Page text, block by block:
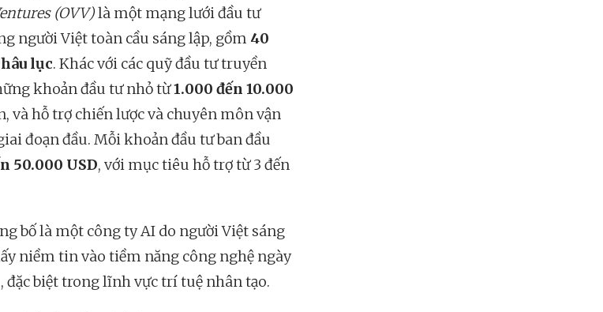
(OVV)là một mạng lưới đầu tư
người Việt toàn cầu sáng lập, gồm 40
lục. Khác với các quỹ đầu tư truyền
khoản đầu tư nhỏ từ1.000 đến 10.000
và hỗ trợ chiến lược và chuyên môn vận
đoạn đầu. Mỗi khoản đầu tư ban đầu
50.000 USD, với mục tiêu hỗ trợ từ 3 đến
bố là một công ty AI do người Việt sáng
niềm tin vào tiềm năng công nghệ ngày
đặc biệt trong lĩnh vực trí tuệ nhân tạo.